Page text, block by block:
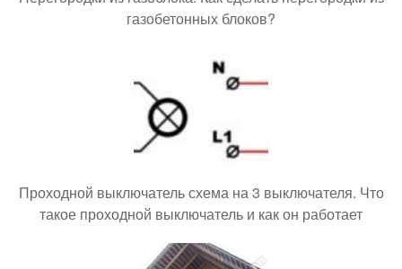
газобетонных блоков?
Проходной выключатель схема на 3 выключателя. Что
такое проходной выключатель и как он работает